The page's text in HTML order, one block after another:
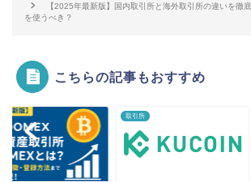
【2025年最新版】国内取引所と海外取引所の違いを徹
を使うべき？
こちらの記事もおすすめ
取引所